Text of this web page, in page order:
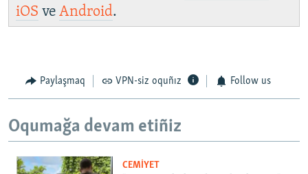
iOS ve Android.
Paylaşmaq VPN-siz oquñız Follow us
Oqumağa devam etiñiz
CEMİYET